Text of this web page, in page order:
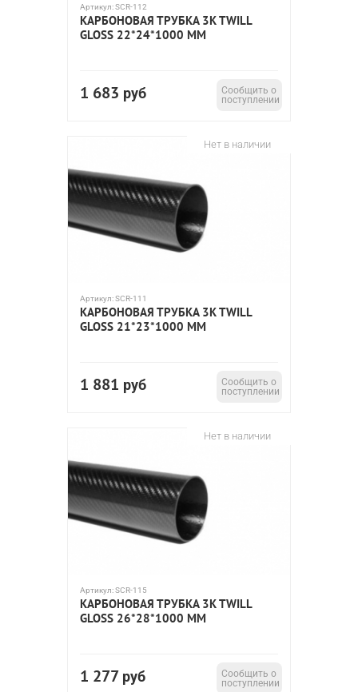
Артикул:SCR-112
КАРБОНОВАЯ ТРУБКА 3K TWILL
GLOSS 22*24*1000 ММ
1 683 руб
Сообщить о
поступлении
Нет в наличии
Артикул:SCR-111
КАРБОНОВАЯ ТРУБКА 3K TWILL
GLOSS 21*23*1000 ММ
1 881 руб
Сообщить о
поступлении
Нет в наличии
Артикул:SCR-115
КАРБОНОВАЯ ТРУБКА 3K TWILL
GLOSS 26*28*1000 ММ
1 277 руб
Сообщить о
поступлении